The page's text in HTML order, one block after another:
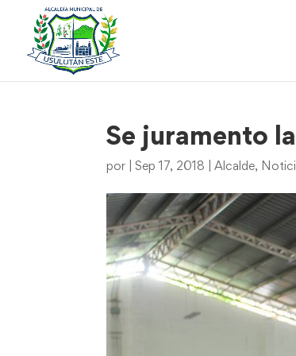
Se juramento
por |Sep 17, 2018 |Alcalde,